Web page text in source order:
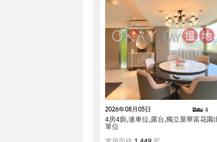
2026年08月05日 4
4房4廁,連車位,露台,獨立屋華富花園
單位